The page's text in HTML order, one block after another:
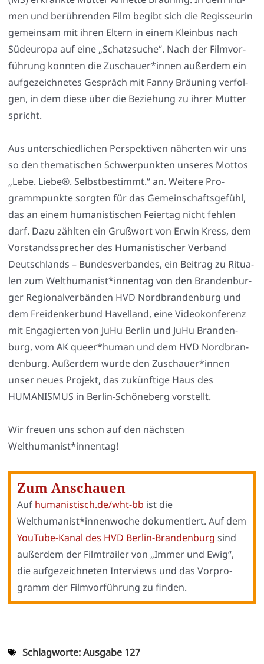
men und berüh­ren­den Film begibt sich die Regis­seu­rin
gemein­sam mit ihren Eltern in einem Klein­bus nach
Süd­eu­ro­pa auf eine „Schatz­su­che“. Nach der Film­vor­
füh­rung konn­ten die Zuschauer*innen außer­dem ein
auf­ge­zeich­ne­tes Gespräch mit Fan­ny Bräu­ning ver­fol­
gen, in dem die­se über die Bezie­hung zu ihrer Mut­ter
spricht.
Aus unter­schied­li­chen Per­spek­ti­ven näher­ten wir uns
so den the­ma­ti­schen Schwer­punk­ten unse­res Mot­tos
„Lebe. Lie­be®. Selbst­be­stimmt.“ an. Wei­te­re Pro­
gramm­punk­te sorg­ten für das Gemein­schafts­ge­fühl,
das an einem huma­nis­ti­schen Fei­er­tag nicht feh­len
darf. Dazu zähl­ten ein Gruß­wort von Erwin Kress, dem
Vor­stands­spre­cher des Huma­nis­ti­scher Ver­band
Deutsch­lands – Bun­des­ver­ban­des, ein Bei­trag zu Ritua­
len zum Welthumanist*innentag von den Bran­den­bur­
ger Regio­nal­ver­bän­den HVD Nord­bran­den­burg und
dem Frei­den­ker­bund Havel­land, eine Video­kon­fe­renz
mit Enga­gier­ten von JuHu Ber­lin und JuHu Bran­den­
burg, vom AK queer*human und dem HVD Nord­bran­
den­burg. Außer­dem wur­de den Zuschauer*innen
unser neu­es Pro­jekt, das zukünf­ti­ge Haus des
HUMANISMUS in Ber­lin-Schö­ne­berg vor­stellt.
Wir freu­en uns schon auf den nächs­ten
Welthumanist*innentag!
Zum Anschauen
Auf humanistisch.de/wht-bb ist die
Welthumanist*innenwoche doku­men­tiert. Auf dem
You­Tube-Kanal des HVD Ber­lin-Bran­den­burg sind
außer­dem der Film­trai­ler von „Immer und Ewig“,
die auf­ge­zeich­ne­ten Inter­views und das Vor­pro­
gramm der Film­vor­füh­rung zu fin­den.
Schlagworte:Ausgabe 127